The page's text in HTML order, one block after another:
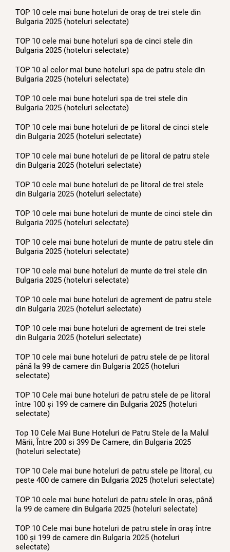
TOP 10 cele mai bune hoteluri de oraș de trei stele din
Bulgaria 2025 (hoteluri selectate)
TOP 10 cele mai bune hoteluri spa de cinci stele din
Bulgaria 2025 (hoteluri selectate)
TOP 10 al celor mai bune hoteluri spa de patru stele din
Bulgaria 2025 (hoteluri selectate)
TOP 10 cele mai bune hoteluri spa de trei stele din
Bulgaria 2025 (hoteluri selectate)
TOP 10 cele mai bune hoteluri de pe litoral de cinci stele
din Bulgaria 2025 (hoteluri selectate)
TOP 10 cele mai bune hoteluri de pe litoral de patru stele
din Bulgaria 2025 (hoteluri selectate)
TOP 10 cele mai bune hoteluri de pe litoral de trei stele
din Bulgaria 2025 (hoteluri selectate)
TOP 10 cele mai bune hoteluri de munte de cinci stele din
Bulgaria 2025 (hoteluri selectate)
TOP 10 cele mai bune hoteluri de munte de patru stele din
Bulgaria 2025 (hoteluri selectate)
TOP 10 cele mai bune hoteluri de munte de trei stele din
Bulgaria 2025 (hoteluri selectate)
TOP 10 cele mai bune hoteluri de agrement de patru stele
din Bulgaria 2025 (hoteluri selectate)
TOP 10 cele mai bune hoteluri de agrement de trei stele
din Bulgaria 2025 (hoteluri selectate)
TOP 10 cele mai bune hoteluri de patru stele de pe litoral
până la 99 de camere din Bulgaria 2025 (hoteluri
selectate)
TOP 10 Cele mai bune hoteluri de patru stele de pe litoral
între 100 și 199 de camere din Bulgaria 2025 (hoteluri
selectate)
Top 10 Cele Mai Bune Hoteluri de Patru Stele de la Malul
Mării, Între 200 si 399 De Camere, din Bulgaria 2025
(hoteluri selectate)
TOP 10 Cele mai bune hoteluri de patru stele pe litoral, cu
peste 400 de camere din Bulgaria 2025 (hoteluri selectate)
TOP 10 cele mai bune hoteluri de patru stele în oraș, până
la 99 de camere din Bulgaria 2025 (hoteluri selectate)
TOP 10 Cele mai bune hoteluri de patru stele în oraș între
100 și 199 de camere din Bulgaria 2025 (hoteluri
selectate)